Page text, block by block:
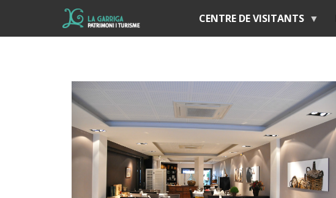
CENTRE DE VISITANTS